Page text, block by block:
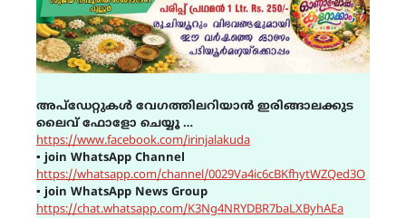
അപ്ഡേറ്റുകൾ വേഗത്തിലറിയാൻ ഇരിങ്ങാലക്കുട
ലൈവ് ഫോളോ ചെയ്യൂ …
https://www.facebook.com/irinjalakuda
▪ join WhatsApp Channel
https://whatsapp.com/channel/0029Va4ic6cBKfhytWZQed3O
▪ join WhatsApp News Group
https://chat.whatsapp.com/K3Ng4NRYDBR7baLXByhAEa